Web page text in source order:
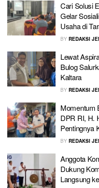
Cari Solusi
Gelar
Usaha di
BY REDAKSI
Lewat
Bulog
Kaltara
BY REDAKSI
Momentum
DPR RI, H.
Pentingnya
BY REDAKSI
Anggota
Dukung
Langsung